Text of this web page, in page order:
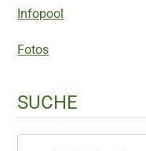
Infopool
Fotos
SUCHE